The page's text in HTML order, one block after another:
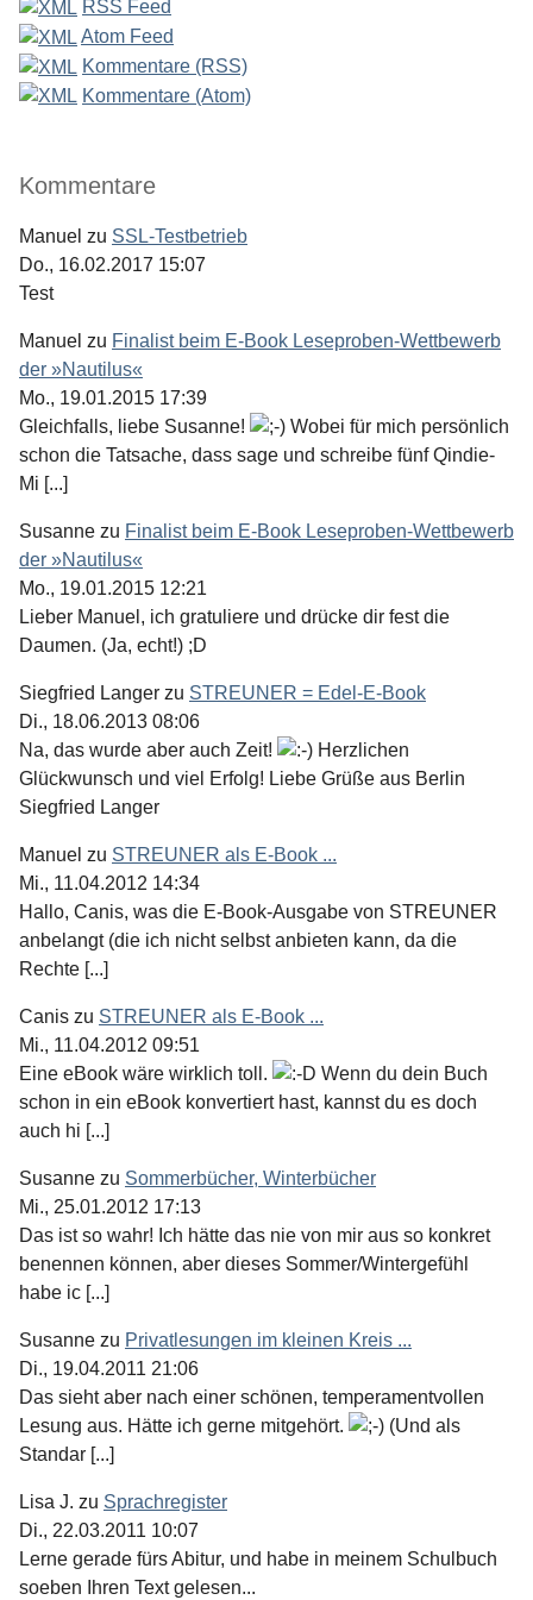
RSS Feed
Atom Feed
Kommentare (RSS)
Kommentare (Atom)
Kommentare
Manuel zu SSL-Testbetrieb
Do., 16.02.2017 15:07
Test
Manuel zu Finalist beim E-Book Leseproben-Wettbewerb
der »Nautilus«
Mo., 19.01.2015 17:39
Gleichfalls, liebe Susanne!
Wobei für mich persönlich
schon die Tatsache, dass sage und schreibe fünf Qindie-
Mi [...]
Susanne zu Finalist beim E-Book Leseproben-Wettbewerb
der »Nautilus«
Mo., 19.01.2015 12:21
Lieber Manuel, ich gratuliere und drücke dir fest die
Daumen. (Ja, echt!) ;D
Siegfried Langer zu STREUNER = Edel-E-Book
Di., 18.06.2013 08:06
Na, das wurde aber auch Zeit!
Herzlichen
Glückwunsch und viel Erfolg! Liebe Grüße aus Berlin
Siegfried Langer
Manuel zu STREUNER als E-Book ...
Mi., 11.04.2012 14:34
Hallo, Canis, was die E-Book-Ausgabe von STREUNER
anbelangt (die ich nicht selbst anbieten kann, da die
Rechte [...]
Canis zu STREUNER als E-Book ...
Mi., 11.04.2012 09:51
Eine eBook wäre wirklich toll.
Wenn du dein Buch
schon in ein eBook konvertiert hast, kannst du es doch
auch hi [...]
Susanne zu Sommerbücher, Winterbücher
Mi., 25.01.2012 17:13
Das ist so wahr! Ich hätte das nie von mir aus so konkret
benennen können, aber dieses Sommer/Wintergefühl
habe ic [...]
Susanne zu Privatlesungen im kleinen Kreis ...
Di., 19.04.2011 21:06
Das sieht aber nach einer schönen, temperamentvollen
Lesung aus. Hätte ich gerne mitgehört.
(Und als
Standar [...]
Lisa J. zu Sprachregister
Di., 22.03.2011 10:07
Lerne gerade fürs Abitur, und habe in meinem Schulbuch
soeben Ihren Text gelesen...